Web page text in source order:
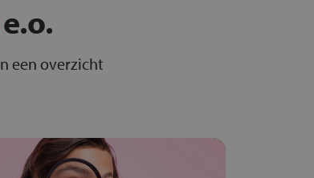
e.o.
een overzicht